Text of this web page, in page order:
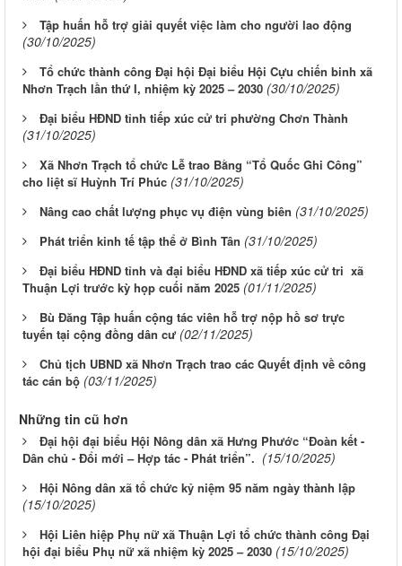
Tập huấn hỗ trợ giải quyết việc làm cho người lao động
(30/10/2025)
Tổ chức thành công Đại hội Đại biểu Hội Cựu chiến binh xã
Nhơn Trạch lần thứ I, nhiệm kỳ 2025 – 2030 (30/10/2025)
Đại biểu HĐND tỉnh tiếp xúc cử tri phường Chơn Thành
(31/10/2025)
Xã Nhơn Trạch tổ chức Lễ trao Bằng “Tổ Quốc Ghi Công”
cho liệt sĩ Huỳnh Trí Phúc (31/10/2025)
Nâng cao chất lượng phục vụ điện vùng biên (31/10/2025)
Phát triển kinh tế tập thể ở Bình Tân (31/10/2025)
Đại biểu HĐND tỉnh và đại biểu HĐND xã tiếp xúc cử tri xã
Thuận Lợi trước kỳ họp cuối năm 2025 (01/11/2025)
Bù Đăng Tập huấn cộng tác viên hỗ trợ nộp hồ sơ trực
tuyến tại cộng đồng dân cư (02/11/2025)
Chủ tịch UBND xã Nhơn Trạch trao các Quyết định về công
tác cán bộ (03/11/2025)
Những tin cũ hơn
Đại hội đại biểu Hội Nông dân xã Hưng Phước “Đoàn kết -
Dân chủ - Đổi mới – Hợp tác - Phát triển”. (15/10/2025)
Hội Nông dân xã tổ chức kỷ niệm 95 năm ngày thành lập
(15/10/2025)
Hội Liên hiệp Phụ nữ xã Thuận Lợi tổ chức thành công Đại
hội đại biểu Phụ nữ xã nhiệm kỳ 2025 – 2030 (15/10/2025)